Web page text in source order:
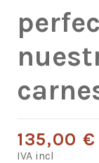
135,00 €
IVA incl